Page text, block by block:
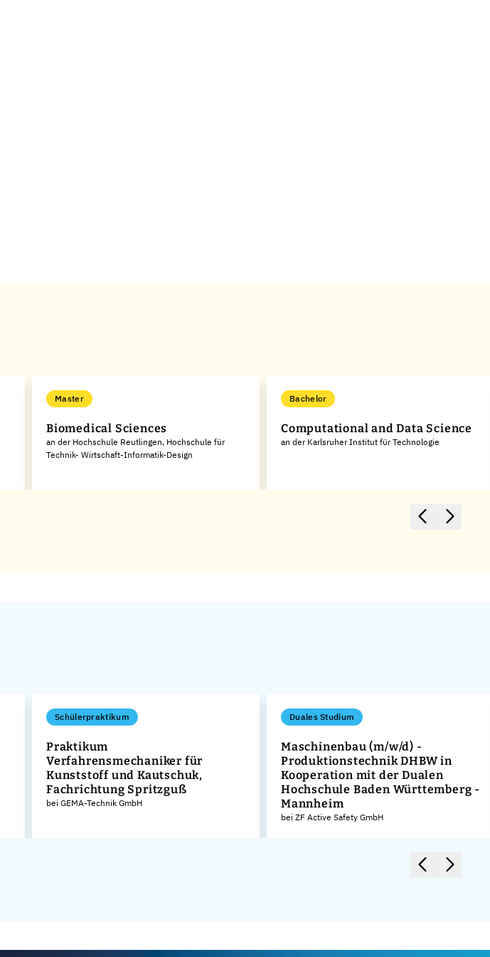
Master
Biomedical Sciences
an der Hochschule Reutlingen, Hochschule für
Technik- Wirtschaft-Informatik-Design
Bachelor
Computational and Data Science
an der Karlsruher Institut für Technologie
Schülerpraktikum
Praktikum
Verfahrensmechaniker für
Kunststoff und Kautschuk,
Fachrichtung Spritzguß
bei GEMA-Technik GmbH
Duales Studium
Maschinenbau (m/w/d) -
Produktionstechnik DHBW in
Kooperation mit der Dualen
Hochschule Baden Württemberg -
Mannheim
bei ZF Active Safety GmbH